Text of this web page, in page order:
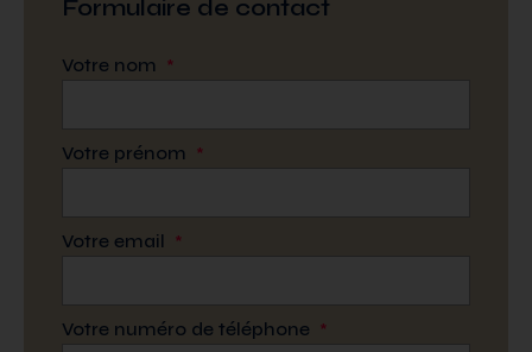
Formulaire de contact
Votre nom *
Votre prénom *
Votre email *
Votre numéro de téléphone *